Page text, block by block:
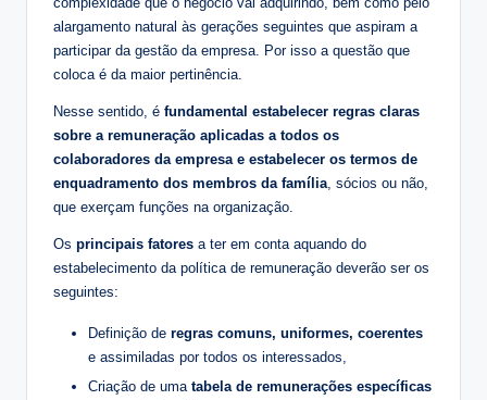
alargamento natural às gerações seguintes que aspiram a
participar da gestão da empresa. Por isso a questão que
coloca é da maior pertinência.
Nesse sentido, é fundamental estabelecer regras claras
sobre a remuneração aplicadas a todos os
colaboradores da empresa e estabelecer os termos de
enquadramento dos membros da família , sócios ou não,
que exerçam funções na organização.
Os principais fatores a ter em conta aquando do
estabelecimento da política de remuneração deverão ser os
seguintes:
Definição de regras comuns, uniformes, coerentes
e assimiladas por todos os interessados,
Criação de uma tabela de remunerações específicas